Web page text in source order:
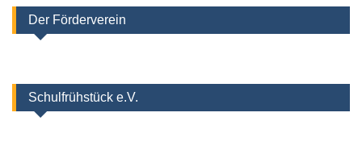
Der Förderverein
Schulfrühstück e.V.